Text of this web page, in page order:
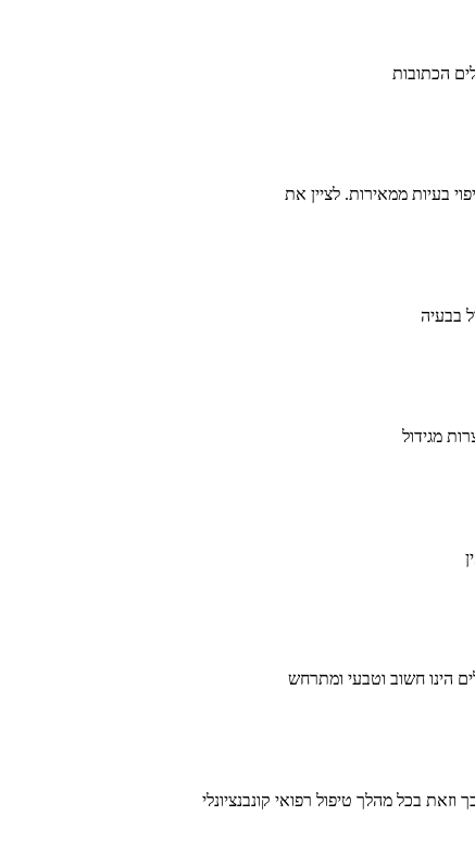
הכתובות
בעיות ממאירות. לציין את